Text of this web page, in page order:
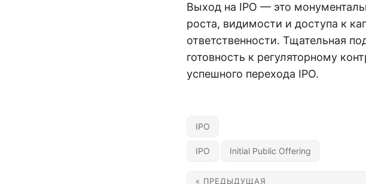
Выход на IPO — это
роста, видимости и доступа к
ответственности. Тщательная
готовность к регуляторному
успешного перехода IPO.
IPO
IPO Initial Public Offering
« ПРЕДЫДУЩАЯ